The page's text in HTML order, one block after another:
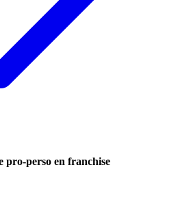
pro-perso en franchise